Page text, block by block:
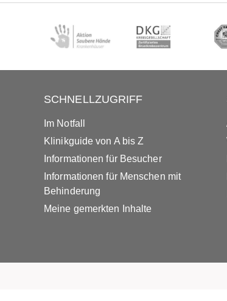
SCHNELLZUGRIFF
Im Notfall
Klinikguide von A bis Z
Informationen für Besucher
Informationen für Menschen mit
Behinderung
Meine gemerkten Inhalte